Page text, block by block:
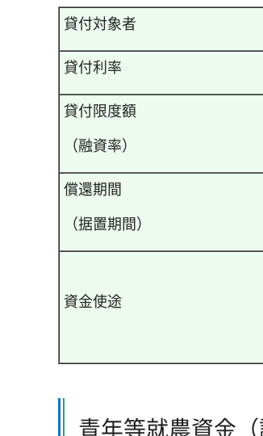
貸付対象者
貸付利率
貸付限度額
（融資率）
償還期間
（据置期間）
資金使途
青年等就農資金